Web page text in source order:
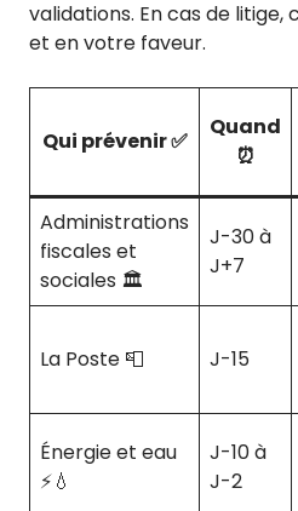
validations. En cas de
et en votre faveur.
Qui prévenir ✅
Quand
⏰
Administrations
fiscales et
sociales 🏛️
J-30 à
J+7
La Poste 📮 J-15
Énergie et eau
⚡💧
J-10 à
J-2